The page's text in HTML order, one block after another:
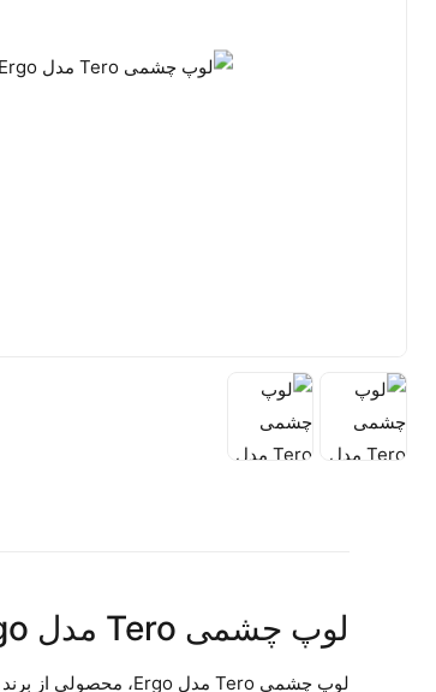
لوپ چشمی Tero مدل Ergo